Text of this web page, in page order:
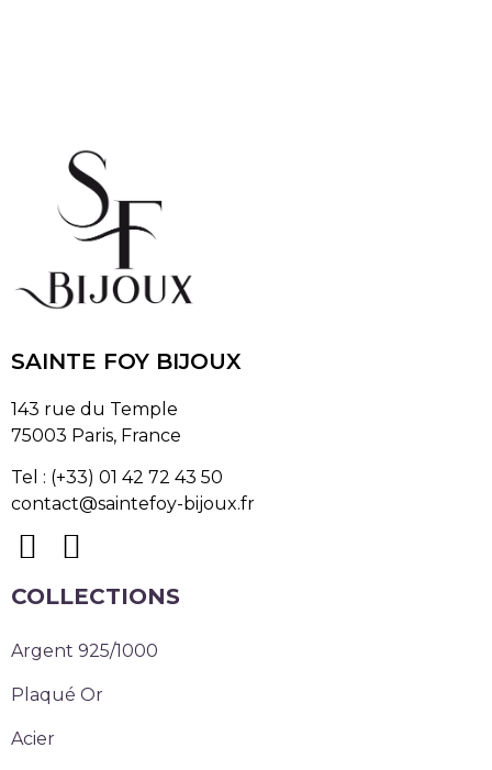
SAINTE FOY BIJOUX
143 rue du Temple
75003 Paris, France
Tel : (+33) 01 42 72 43 50
contact@saintefoy-bijoux.fr
COLLECTIONS
Argent 925/1000
Plaqué Or
Acier